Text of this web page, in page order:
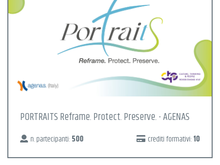
PORTRAITS Reframe. Protect. Preserve. - AGENAS
n. partecipanti: 500 crediti formativi:10